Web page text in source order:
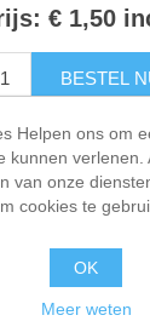
€ 1,50
BESTEL
the address you
aan
product
vriend
Helpen ons om
kunnen verlenen.
van onze
cookies te
OK
Meer weten